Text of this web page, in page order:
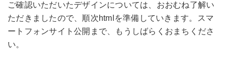
ご確認いただいたデザインについては、おおむね了解い
ただきましたので、順次htmlを準備していきます。スマ
ートフォンサイト公開まで、もうしばらくおまちくださ
い。